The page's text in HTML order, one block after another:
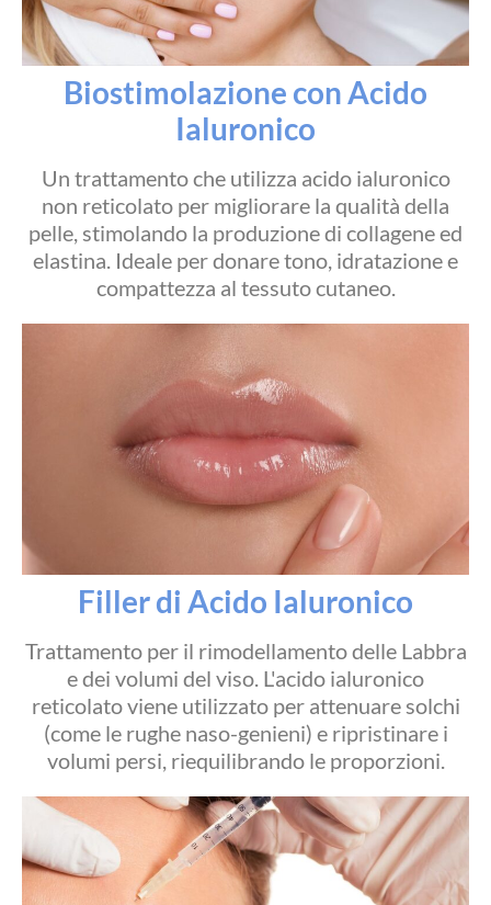
Biostimolazione con Acido
Ialuronico
Un trattamento che utilizza acido ialuronico
non reticolato per migliorare la qualità della
pelle, stimolando la produzione di collagene ed
elastina. Ideale per donare tono, idratazione e
compattezza al tessuto cutaneo.
Filler di Acido Ialuronico
Trattamento per il rimodellamento delle Labbra
e dei volumi del viso. L'acido ialuronico
reticolato viene utilizzato per attenuare solchi
(come le rughe naso-genieni) e ripristinare i
volumi persi, riequilibrando le proporzioni.